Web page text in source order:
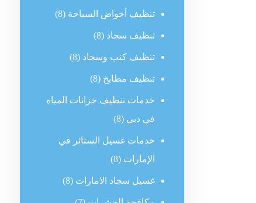
تنظيف أحواض السباحة (8)
تنظيف سجاد (8)
تنظيف كنب وسجاد (8)
تنظيف مطابخ (8)
خدمات تنظيف خزانات المياه
في دبي (8)
خدمات غسيل الستائر في
الإمارات (8)
غسيل سجاد الامارات (8)